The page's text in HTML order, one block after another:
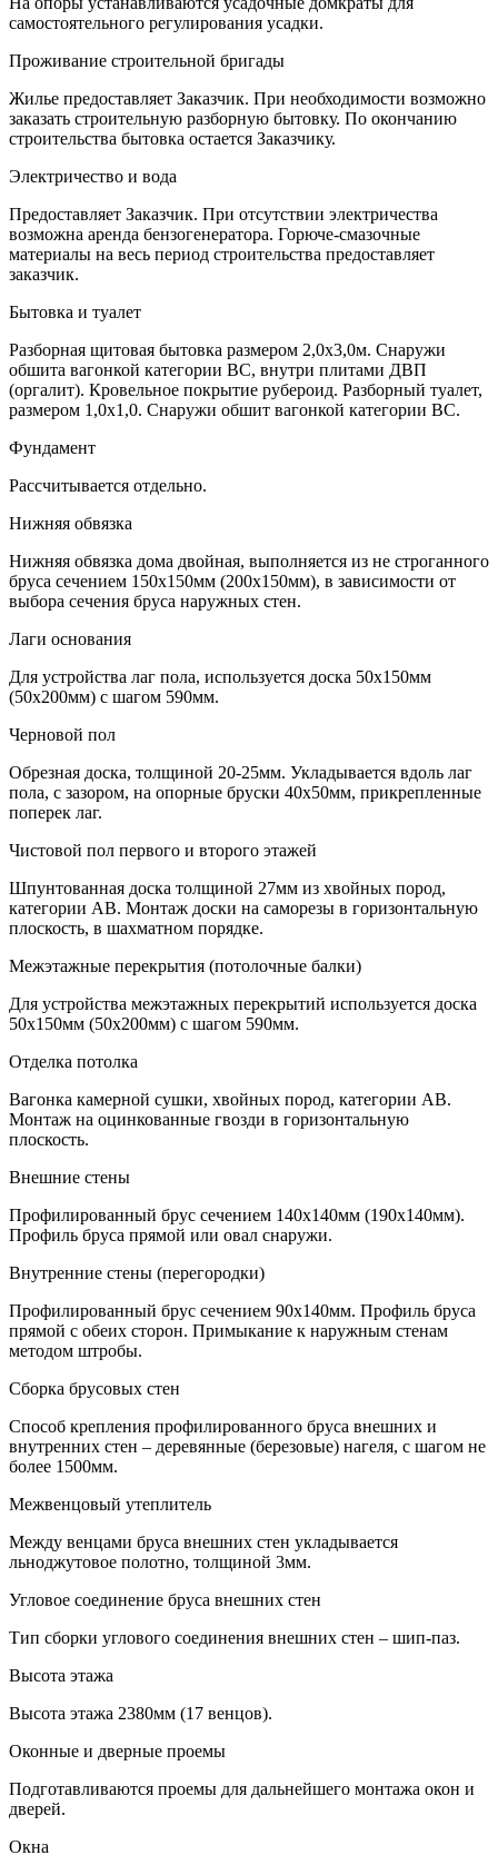
самостоятельного регулирования усадки.
Проживание строительной бригады
Жилье предоставляет Заказчик. При необходимости возможно
заказать строительную разборную бытовку. По окончанию
строительства бытовка остается Заказчику.
Электричество и вода
Предоставляет Заказчик. При отсутствии электричества
возможна аренда бензогенератора. Горюче-смазочные
материалы на весь период строительства предоставляет
заказчик.
Бытовка и туалет
Разборная щитовая бытовка размером 2,0х3,0м. Снаружи
обшита вагонкой категории ВС, внутри плитами ДВП
(оргалит). Кровельное покрытие рубероид. Разборный туалет,
размером 1,0х1,0. Снаружи обшит вагонкой категории ВС.
Фундамент
Рассчитывается отдельно.
Нижняя обвязка
Нижняя обвязка дома двойная, выполняется из не строганного
бруса сечением 150х150мм (200х150мм), в зависимости от
выбора сечения бруса наружных стен.
Лаги основания
Для устройства лаг пола, используется доска 50х150мм
(50х200мм) с шагом 590мм.
Черновой пол
Обрезная доска, толщиной 20-25мм. Укладывается вдоль лаг
пола, с зазором, на опорные бруски 40х50мм, прикрепленные
поперек лаг.
Чистовой пол первого и второго этажей
Шпунтованная доска толщиной 27мм из хвойных пород,
категории АВ. Монтаж доски на саморезы в горизонтальную
плоскость, в шахматном порядке.
Межэтажные перекрытия (потолочные балки)
Для устройства межэтажных перекрытий используется доска
50х150мм (50х200мм) с шагом 590мм.
Отделка потолка
Вагонка камерной сушки, хвойных пород, категории АВ.
Монтаж на оцинкованные гвозди в горизонтальную
плоскость.
Внешние стены
Профилированный брус сечением 140х140мм (190х140мм).
Профиль бруса прямой или овал снаружи.
Внутренние стены (перегородки)
Профилированный брус сечением 90х140мм. Профиль бруса
прямой с обеих сторон. Примыкание к наружным стенам
методом штробы.
Сборка брусовых стен
Способ крепления профилированного бруса внешних и
внутренних стен – деревянные (березовые) нагеля, с шагом не
более 1500мм.
Межвенцовый утеплитель
Между венцами бруса внешних стен укладывается
льноджутовое полотно, толщиной 3мм.
Угловое соединение бруса внешних стен
Тип сборки углового соединения внешних стен – шип-паз.
Высота этажа
Высота этажа 2380мм (17 венцов).
Оконные и дверные проемы
Подготавливаются проемы для дальнейшего монтажа окон и
дверей.
Окна